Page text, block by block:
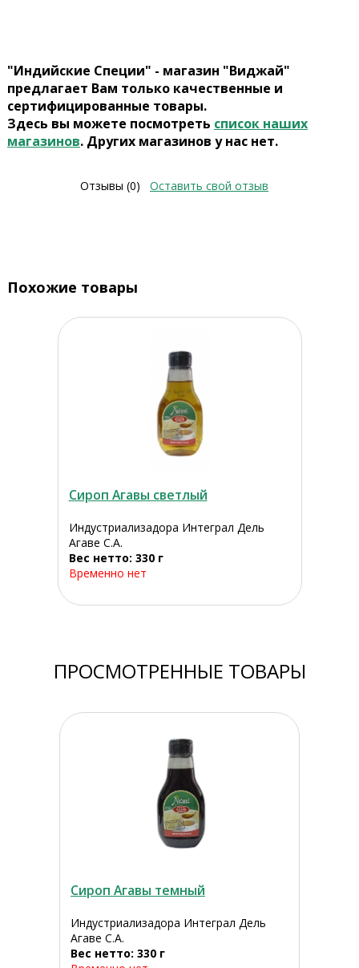
"Индийские Специи" - магазин "Виджай"
предлагает Вам только качественные и
сертифицированные товары.
Здесь вы можете посмотреть список наших
магазинов. Других магазинов у нас нет.
Отзывы (0) Оставить свой отзыв
Похожие товары
Сироп Агавы светлый
Индустриализадора Интеграл Дель
Агаве С.А.
Вес нетто: 330 г
Временно нет
ПРОСМОТРЕННЫЕ ТОВАРЫ
Сироп Агавы темный
Индустриализадора Интеграл Дель
Агаве С.А.
Вес нетто: 330 г